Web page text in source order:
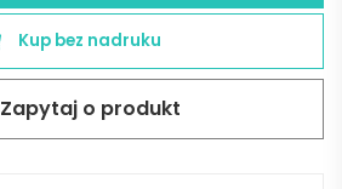
Kup bez nadruku
Zapytaj o produkt